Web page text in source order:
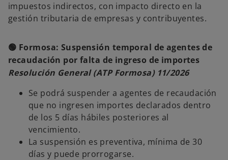
u
e
v
impuestos indirectos, con impacto directo en la
gestión tributaria de empresas y contribuyentes.
🟢 Formosa: Suspensión temporal de agentes de
recaudación por falta de ingreso de importes
Resolución General (ATP Formosa) 11/2026
Se podrá suspender a agentes de recaudación
que no ingresen importes declarados dentro
de los 5 días hábiles posteriores al
vencimiento.
La suspensión es preventiva, mínima de 30
días y puede prorrogarse.